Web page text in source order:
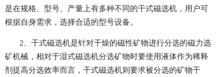
是在规格、型号、产量上有多种不同的干式磁选机，用户可
根据自身需求，选择合适的型号设备。
2、干式磁选机是针对干燥的磁性矿物进行分选的磁力选
矿机械，相对于湿式磁选机分选矿物时要使用液体作为稀释
剂提高分选效率而言，干式磁选机则要求被分选的矿物干